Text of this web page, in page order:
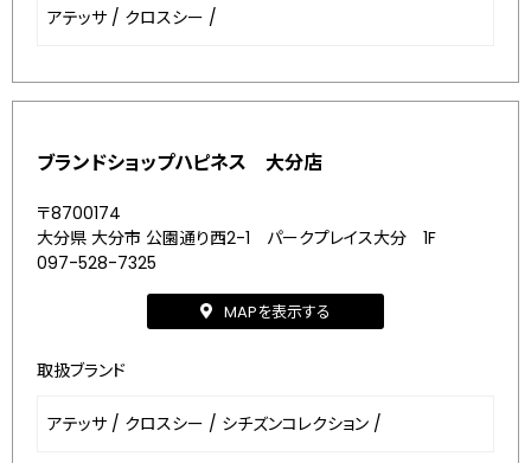
アテッサ / クロスシー /
ブランドショップハピネス 大分店
〒8700174
大分県 大分市 公園通り西2-1 パークプレイス大分 1F
097-528-7325
MAPを表示する
取扱ブランド
アテッサ / クロスシー / シチズンコレクション /